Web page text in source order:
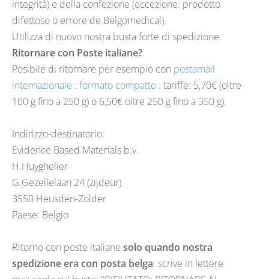
integrità) e della confezione (eccezione: prodotto
difettoso o errore de Belgomedical).
Utilizza di nuovo nostra busta forte di spedizione.
Ritornare con Poste italiane?
Posibile di ritornare per esempio con postamail
internazionale : formato compatto : tariffe: 5,70€ (oltre
100 g fino a 250 g) o 6,50€ oltre 250 g fino a 350 g).
Indirizzo-destinatorio:
Evidence Based Materials b.v.
H.Huyghelier
G.Gezellelaan 24 (zijdeur)
3550 Heusden-Zolder
Paese: Belgio
Ritorno con poste italiane solo quando nostra
spedizione era con posta belga: scrive in lettere